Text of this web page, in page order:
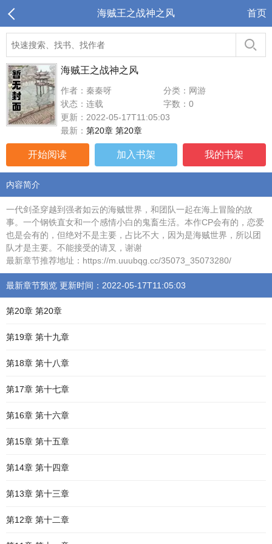
海贼王之战神之风 首页
海贼王之战神之风
作者：秦秦呀
分类：网游
状态：连载
字数：0
更新：2022-05-17T11:05:03
最新： 第20章 第20章
开始阅读 加入书架 我的书架
内容简介
一代剑圣穿越到强者如云的海贼世界，和团队一起在海上冒险的故
事。一个钢铁直女和一个感情小白的鬼畜生活。本作CP会有的，恋爱
也是会有的，但绝对不是主要，占比不大，因为是海贼世界，所以团
队才是主要。不能接受的请叉，谢谢
最新章节推荐地址：https://m.uuubqg.cc/35073_35073280/
最新章节预览 更新时间：2022-05-17T11:05:03
第20章 第20章
第19章 第十九章
第18章 第十八章
第17章 第十七章
第16章 第十六章
第15章 第十五章
第14章 第十四章
第13章 第十三章
第12章 第十二章